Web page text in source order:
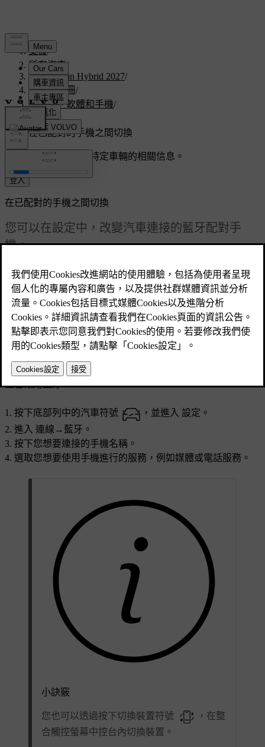
支援/
所有汽車/
V60 Plug-in Hybrid 2027/
使用者手冊/
顯示器、軟體和手機/
電話/
在已配對的手機之間切換
客製化支援 獲取與您特定車輛的相關信息。
登入
已更新 2025/04/04
在已配對的手機之間切換
您可以在設定中，改變汽車連接的藍牙配對手
機。
汽車可以連接並記住多台手機，不過一次只能主動連接到一台
手機。
如果您想要將藍牙連線切換到新的裝置，您需要先將裝置與汽
車配對。 您可以在設定中這樣做。
嘗試切換到不同的已配對裝置之前，確保您想要切換過去的裝
置已啟用藍牙。
按下底部列中的汽車符號 ，並進入 設定 。
進入 連線 → 藍牙 。
按下您想要連接的手機名稱。
選取您想要使用手機進行的服務，例如媒體或電話服務。
小訣竅
您也可以透過按下切換裝置符號
，在整
合觸控螢幕中控台內切換裝置。